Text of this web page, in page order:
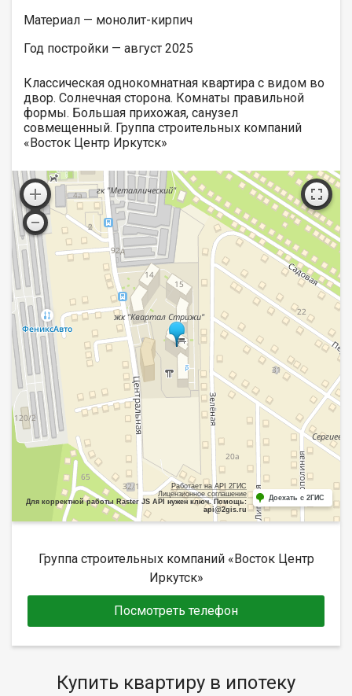
Материал — монолит-кирпич
Год постройки — август 2025
Классическая однокомнатная квартира с видом во
двор. Солнечная сторона. Комнаты правильной
формы. Большая прихожая, санузел
совмещенный. Группа строительных компаний
«Восток Центр Иркутск»
Работает на API 2ГИС
Лицензионное соглашение
Для корректной работы Raster JS API нужен ключ. Помощь:
api@2gis.ru
Доехать с 2ГИС
Группа строительных компаний «Восток Центр
Иркутск»
Посмотреть телефон
Купить квартиру в ипотеку